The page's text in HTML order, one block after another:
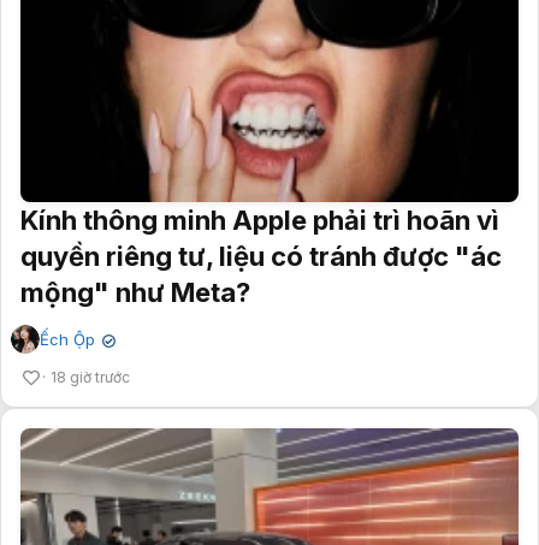
Kính thông minh Apple phải trì hoãn vì
quyền riêng tư, liệu có tránh được "ác
mộng" như Meta?
Ếch Ộp ✔
18 giờ trước